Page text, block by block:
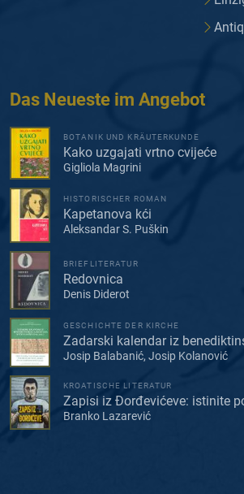
Das Neueste im Angebot
BOTANIK UND KRÄUTERKUNDE
Kako uzgajati vrtno cvijeće
Gigliola Magrini
HISTORISCHER ROMAN
Kapetanova kći
Aleksandar S. Puškin
BRIEFLITERATUR
Redovnica
Denis Diderot
GESCHICHTE DER KIRCHE
Zadarski kalendar iz
Josip Balabanić, Josip Kolanović
KROATISCHE LITERATUR
Zapisi iz Đorđevićeve: istinite
Branko Lazarević